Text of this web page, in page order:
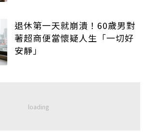
退休第一天就崩潰！60歲男對
著超商便當懷疑人生「一切好
安靜」